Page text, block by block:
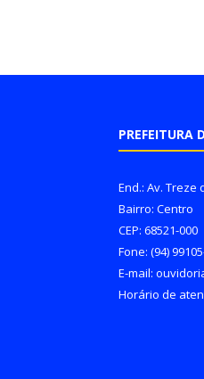
PREFEITURA
End.: Av. Treze
Bairro: Centro
CEP: 68521-000
Fone: (94)
E-mail:
Horário de